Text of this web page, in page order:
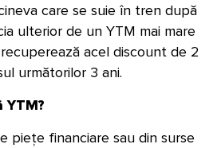
care se suie în tren după
ulterior de un YTM mai mare
acel discount de 2
următorilor 3 ani.
YTM?
piețe financiare sau din surse